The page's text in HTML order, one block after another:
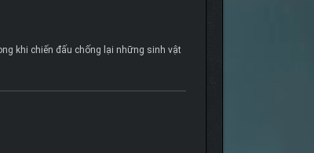
khi chiến đấu chống lại những sinh vật